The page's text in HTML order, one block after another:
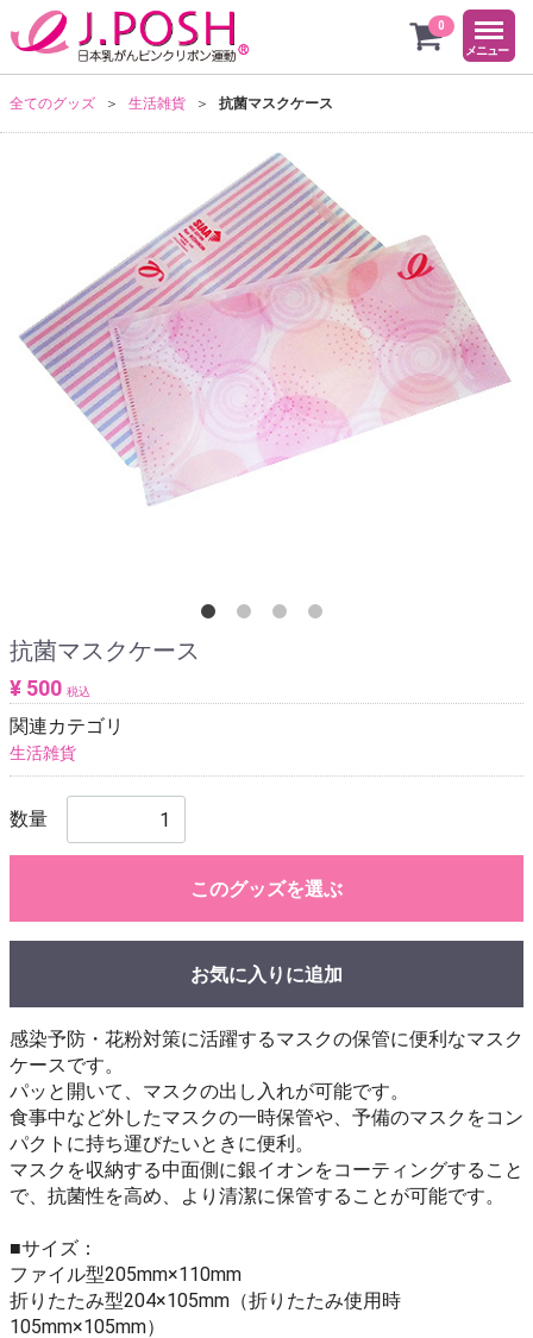
ピン
0 menu
メニュー
全てのグッズ 生活雑貨 抗菌マスクケース
抗菌マスクケース
¥ 500 税込
関連カテゴリ
生活雑貨
数量
このグッズを選ぶ
お気に入りに追加
感染予防・花粉対策に活躍するマスクの保管に便利なマスク
ケースです。
パッと開いて、マスクの出し入れが可能です。
食事中など外したマスクの一時保管や、予備のマスクをコン
パクトに持ち運びたいときに便利。
マスクを収納する中面側に銀イオンをコーティングすること
で、抗菌性を高め、より清潔に保管することが可能です。
■サイズ：
ファイル型205mm×110mm
折りたたみ型204×105mm（折りたたみ使用時
105mm×105mm）